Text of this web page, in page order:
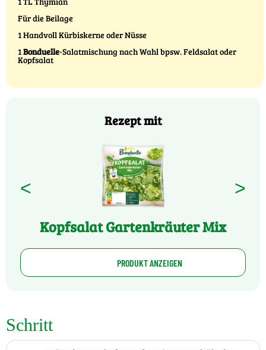
Für die Beilage
1 Handvoll Kürbiskerne oder Nüsse
1Bonduelle-Salatmischung nach Wahl bpsw. Feldsalat oder
Kopfsalat
Rezept mit
<
Kopfsalat Gartenkräuter Mix
>
PRODUKT ANZEIGEN
Schritt